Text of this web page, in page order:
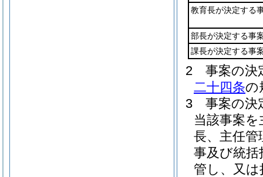
教育長が決定する
部長が決定する事
課長が決定する事
2
事案の決
二十四条の
3
事案の決
当該事案
長、主任管
事及び統
管し、又